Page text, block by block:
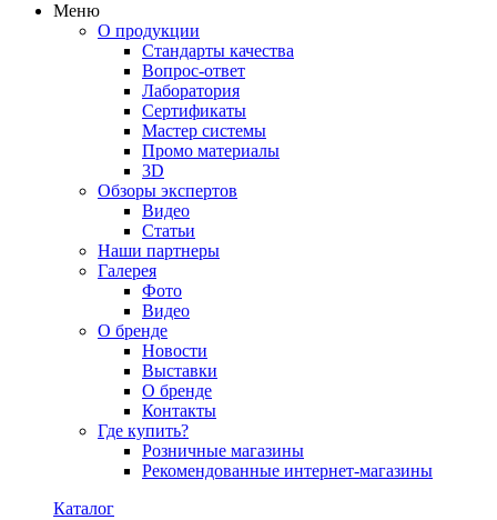
Меню
О продукции
Стандарты качества
Вопрос-ответ
Лаборатория
Сертификаты
Мастер системы
Промо материалы
3D
Обзоры экспертов
Видео
Статьи
Наши партнеры
Галерея
Фото
Видео
О бренде
Новости
Выставки
О бренде
Контакты
Где купить?
Розничные магазины
Рекомендованные интернет-магазины
Каталог